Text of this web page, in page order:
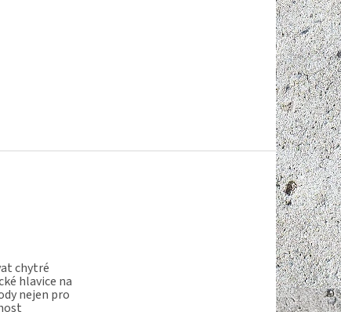
chytré
hlavice na
nejen pro